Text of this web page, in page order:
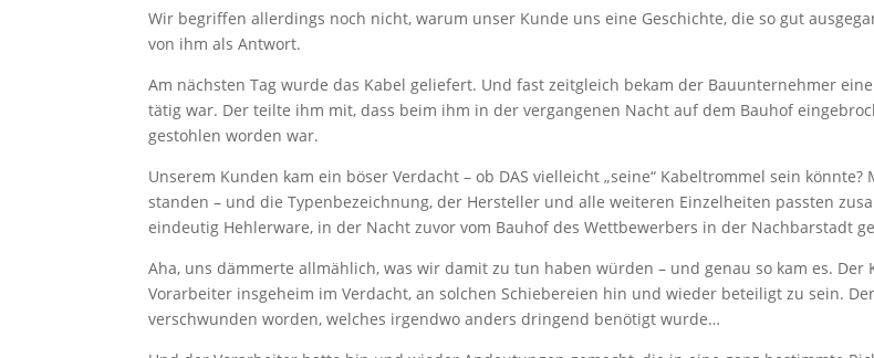
Wir begriffen allerdings noch nicht, warum unser Kunde uns eine Geschichte, die so gut
von ihm als Antwort.
Am nächsten Tag wurde das Kabel geliefert. Und fast zeitgleich bekam der Bauunternehmer
tätig war. Der teilte ihm mit, dass beim ihm in der vergangenen Nacht auf dem Bauhof
gestohlen worden war.
Unserem Kunden kam ein böser Verdacht – ob DAS vielleicht „seine“ Kabeltrommel sein
standen – und die Typenbezeichnung, der Hersteller und alle weiteren Einzelheiten passten
eindeutig Hehlerware, in der Nacht zuvor vom Bauhof des Wettbewerbers in der Nachbarstadt
Aha, uns dämmerte allmählich, was wir damit zu tun haben würden – und genau so kam es.
Vorarbeiter insgeheim im Verdacht, an solchen Schiebereien hin und wieder beteiligt zu sein.
verschwunden worden, welches irgendwo anders dringend benötigt wurde…